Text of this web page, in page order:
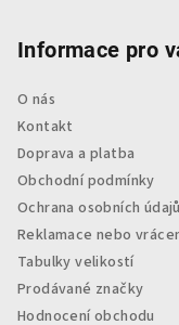
Informace pro
O nás
Kontakt
Doprava a platba
Obchodní podmínky
Ochrana osobních údajů
Reklamace nebo
Tabulky velikostí
Prodávané značky
Hodnocení obchodu